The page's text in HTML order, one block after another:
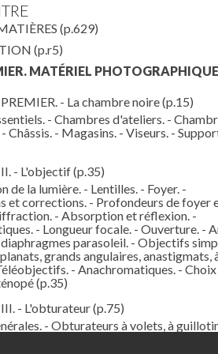
(p.629)
(p.r5)
MATÉRIEL PHOTOGRAPHIQUE
- La chambre noire(p.15)
- Chambres d'ateliers. -
Châssis. - Magasins. - Viseurs. -
- L'objectif(p.35)
de la lumière. - Lentilles. - Foyer. -
et corrections. - Profondeurs de foyer
- Absorption et réflexion. -
- Longueur focale. - Ouverture. -
parasoleil. - Objectifs
grands angulaires, anastigmats,
- Anachromatiques. -
(p.35)
- L'obturateur(p.75)
- Obturateurs à volets, à